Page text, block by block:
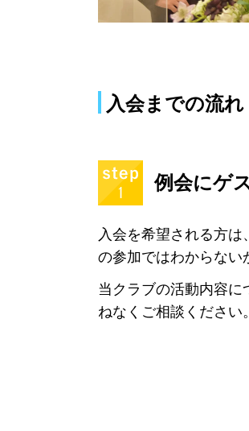
入会までの流れ
例会にゲ
入会を希望される方
の参加ではわからない
当クラブの活動内容
ねなくご相談ください。